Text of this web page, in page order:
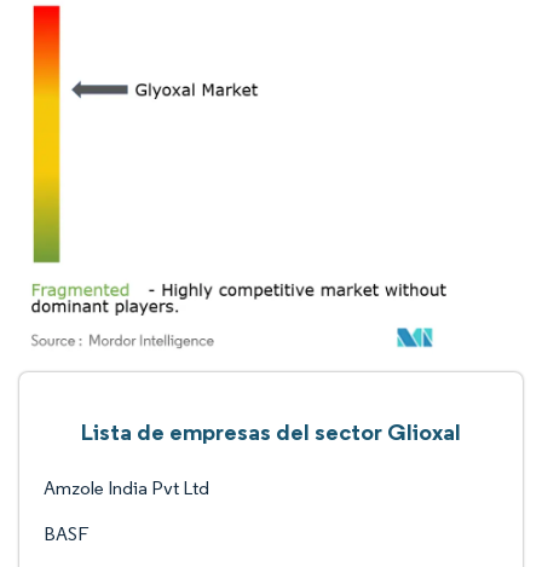
Lista de empresas del sector Glioxal
Amzole India Pvt Ltd
BASF